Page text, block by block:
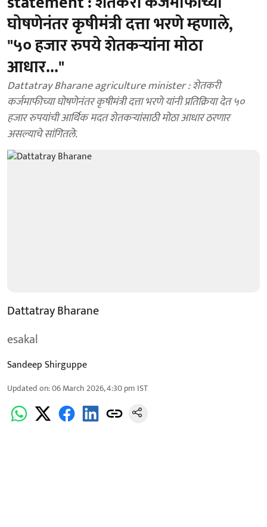
घोषणेनंतर कृषीमंत्री दत्ता भरणे म्हणाले,
"५० हजार रुपये शेतकऱ्यांना मोठा
आधार..."
Dattatray Bharane agriculture minister : शेतकरी
कर्जमाफीच्या घोषणेनंतर कृषीमंत्री दत्ता भरणे यांनी प्रतिक्रिया देत ५०
हजार रुपयांची आर्थिक मदत शेतकऱ्यांसाठी मोठा आधार ठरणार
असल्याचे सांगितले.
Dattatray Bharane
esakal
Sandeep Shirguppe
Updated on:06 March 2026, 4:30 pm IST